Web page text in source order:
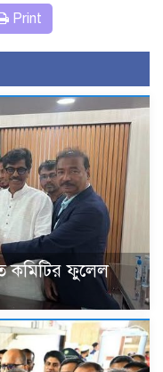
Print
কমিটির ফুলেল